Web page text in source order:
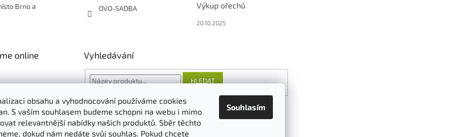
obsahu a vyhodnocování používáme cookies
S vaším souhlasem budeme schopni na webu i mimo
relevantnější nabídky našich produktů. Sběr těchto
dokud nám nedáte svůj souhlas. Pokud chcete
Souhlasím
Brno a
OVO-SADBA
Výkup ořechů
20.10.2025
online
Vyhledávání
HLEDAT
O nás FORESTINA AGRO CS